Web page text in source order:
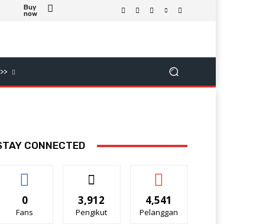
Buy
now
CONNECTED
0
Fans
3,912
Pengikut
4,541
Pelanggan